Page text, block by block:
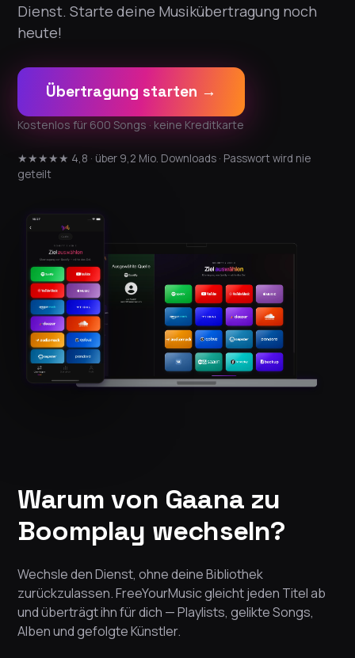
Dienst. Starte deine Musikübertragung noch
heute!
Übertragung starten →
Kostenlos für 600 Songs · keine Kreditkarte
★★★★★ 4,8 · über 9,2 Mio. Downloads · Passwort wird nie
geteilt
Warum von Gaana zu
Boomplay wechseln?
Wechsle den Dienst, ohne deine Bibliothek
zurückzulassen. FreeYourMusic gleicht jeden Titel ab
und überträgt ihn für dich — Playlists, gelikte Songs,
Alben und gefolgte Künstler.